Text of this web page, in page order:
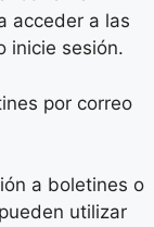
acceder a las
inicie sesión.
por correo
a boletines o
utilizar